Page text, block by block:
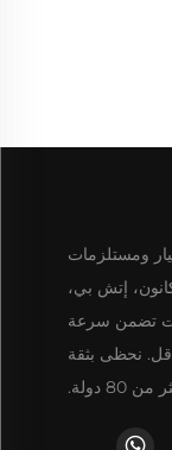
ومستلزمات
إتش بي،
تضمن سرعة
نحظى بثقة
80 دولة.